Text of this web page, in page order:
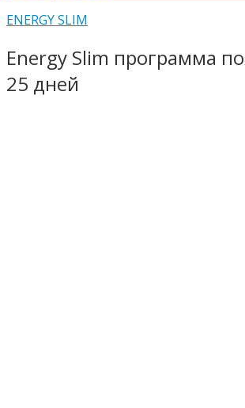
ENERGY SLIM
Energy Slim программа
25 дней